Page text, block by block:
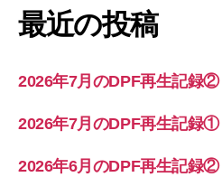
最近の投稿
2026年7月のDPF再生記録②
2026年7月のDPF再生記録①
2026年6月のDPF再生記録②